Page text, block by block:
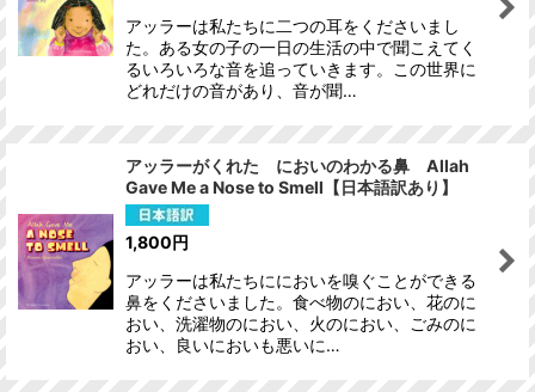
アッラーは私たちに二つの耳をくださいまし
た。ある女の子の一日の生活の中で聞こえてく
るいろいろな音を追っていきます。この世界に
どれだけの音があり、音が聞…
アッラーがくれた においのわかる鼻 Allah
Gave Me a Nose to Smell【日本語訳あり】
1,800円
アッラーは私たちににおいを嗅ぐことができる
鼻をくださいました。食べ物のにおい、花のに
おい、洗濯物のにおい、火のにおい、ごみのに
おい、良いにおいも悪いに…